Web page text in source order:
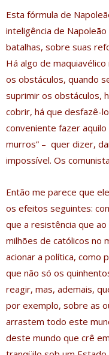
Esta fórmula de
inteligência de
batalhas, sobre suas
Há algo de
os obstáculos, quando
suprimir os obstáculos,
cobrir, há que desfazê-
conveniente fazer
murros” – quer dizer,
impossível. Os
Então me parece que
os efeitos seguintes:
que a resistência que
milhões de católicos no
acionar a política, como
que não só os
reagir, mas, ademais,
por exemplo, sobre as
arrastem todo este
deste mundo que crê